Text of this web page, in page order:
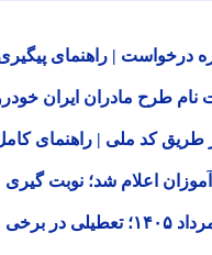
| راهنمای پیگیری
طرح مادران ایران خودرو،
کد ملی | راهنمای کامل
اعلام شد؛ نوبت گیری
فعالیت بانک ها امروز چهارشنبه ۱۴ مرداد ۱۴۰۵؛ تعطیلی در برخی